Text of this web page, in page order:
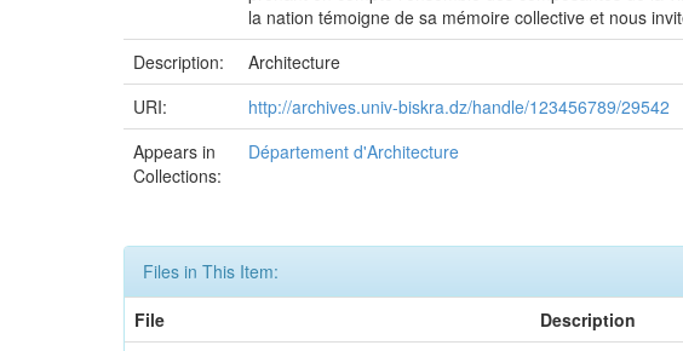
la nation témoigne de sa mémoire collective et nous
Description:
Architecture
URI:
http://archives.univ-biskra.dz/handle/123456789/29542
Appears in
Collections:
Département d'Architecture
Files in This Item:
File
Description